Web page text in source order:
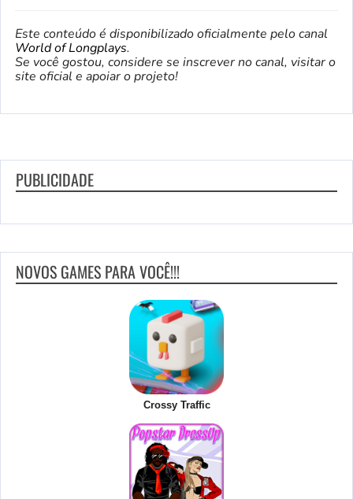
Este conteúdo é disponibilizado oficialmente pelo canal
World of Longplays.
Se você gostou, considere se inscrever no canal, visitar o
site oficial e apoiar o projeto!
PUBLICIDADE
NOVOS GAMES PARA VOCÊ!!!
Crossy Traffic